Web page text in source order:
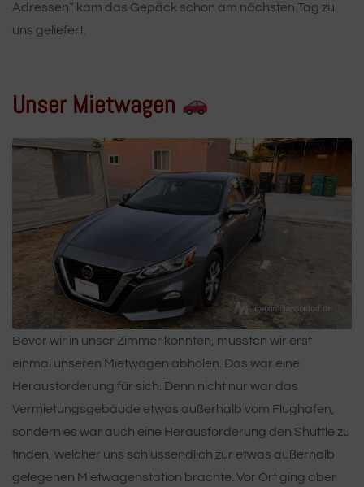
Adressen“ kam das Gepäck schon am nächsten Tag zu
uns geliefert.
Unser Mietwagen
Bevor wir in unser Zimmer konnten, mussten wir erst
einmal unseren Mietwagen abholen. Das war eine
Herausforderung für sich. Denn nicht nur war das
Vermietungsgebäude etwas außerhalb vom Flughafen,
sondern es war auch eine Herausforderung den Shuttle zu
finden, welcher uns schlussendlich zur etwas außerhalb
gelegenen Mietwagenstation brachte. Vor Ort ging aber